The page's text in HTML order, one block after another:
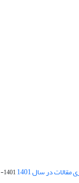
در سال 1401
1401-